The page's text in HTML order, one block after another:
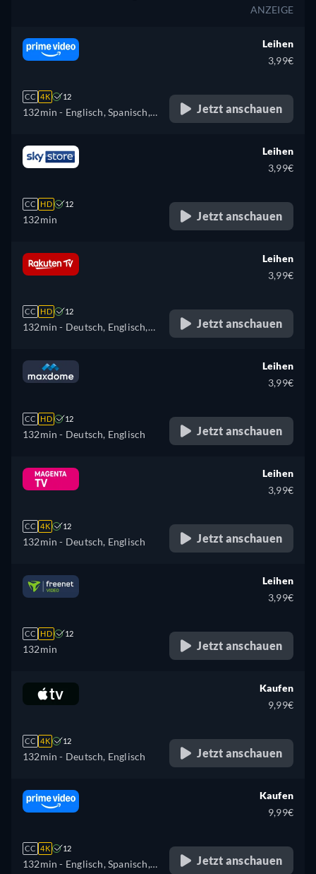
ANZEIGE
CC 4K 12
132min - Englisch, Spanisch,
Polnisch
Leihen
3,99€
Jetzt anschauen
CC HD 12
132min
Leihen
3,99€
Jetzt anschauen
CC HD 12
132min - Deutsch, Englisch,
Italienisch
Leihen
3,99€
Jetzt anschauen
CC HD 12
132min - Deutsch, Englisch
Leihen
3,99€
Jetzt anschauen
CC 4K 12
132min - Deutsch, Englisch
Leihen
3,99€
Jetzt anschauen
CC HD 12
132min
Leihen
3,99€
Jetzt anschauen
CC 4K 12
132min - Deutsch, Englisch
Kaufen
9,99€
Jetzt anschauen
CC 4K 12
132min - Englisch, Spanisch,
Kaufen
9,99€
Jetzt anschauen